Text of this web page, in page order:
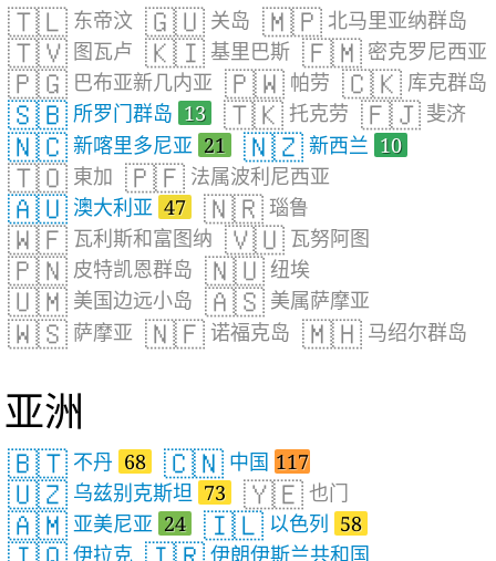
🇹🇱 东帝汶 🇬🇺 关岛 🇲🇵 北马里亚纳群岛
🇹🇻 图瓦卢 🇰🇮 基里巴斯 🇫🇲 密克罗尼西亚
🇵🇬 巴布亚新几内亚 🇵🇼 帕劳 🇨🇰 库克群岛
🇸🇧 所罗门群岛 13 🇹🇰 托克劳 🇫🇯 斐济
🇳🇨 新喀里多尼亚 21 🇳🇿 新西兰 10
🇹🇴 東加 🇵🇫 法属波利尼西亚
🇦🇺 澳大利亚 47 🇳🇷 瑙鲁
🇼🇫 瓦利斯和富图纳 🇻🇺 瓦努阿图
🇵🇳 皮特凯恩群岛 🇳🇺 纽埃
🇺🇲 美国边远小岛 🇦🇸 美属萨摩亚
🇼🇸 萨摩亚 🇳🇫 诺福克岛 🇲🇭 马绍尔群岛
亚洲
🇧🇹 不丹 68 🇨🇳 中国 117
🇺🇿 乌兹别克斯坦 73 🇾🇪 也门
🇦🇲 亚美尼亚 24 🇮🇱 以色列 58
伊拉克 伊朗伊斯兰共和国